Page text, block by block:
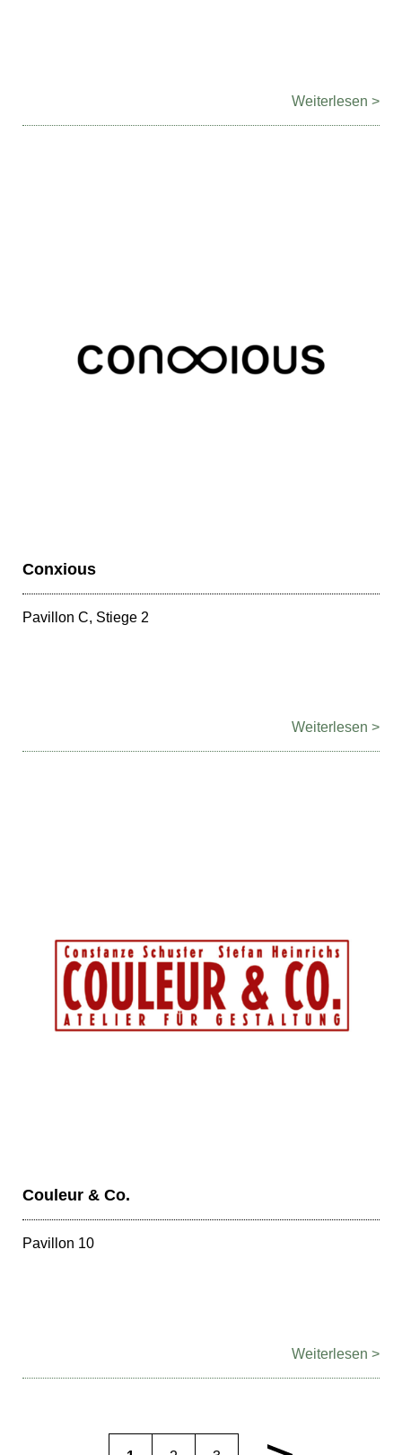
Weiterlesen
Conxious
Pavillon C, Stiege 2
Weiterlesen
Couleur & Co.
Pavillon 10
Weiterlesen